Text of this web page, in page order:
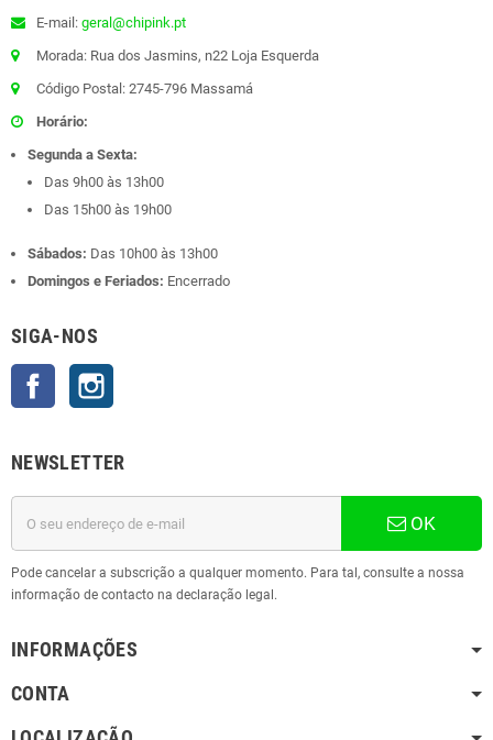
E-mail: geral@chipink.pt
Morada: Rua dos Jasmins, n22 Loja Esquerda
Código Postal: 2745-796 Massamá
Horário:
Segunda a Sexta:
Das 9h00 às 13h00
Das 15h00 às 19h00
Sábados: Das 10h00 às 13h00
Domingos e Feriados: Encerrado
SIGA-NOS
Facebook
NEWSLETTER
OK
Pode cancelar a subscrição a qualquer momento. Para tal, consulte a nossa
informação de contacto na declaração legal.
INFORMAÇÕES
CONTA